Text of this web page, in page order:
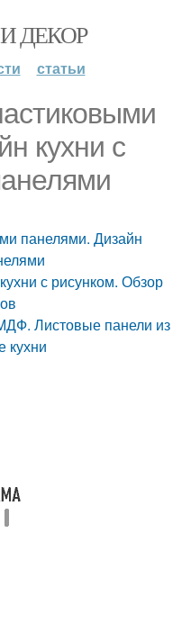
ДЕКОР
статьи
кухни с
панелями. Дизайн
с рисунком. Обзор
Листовые панели из
кухни